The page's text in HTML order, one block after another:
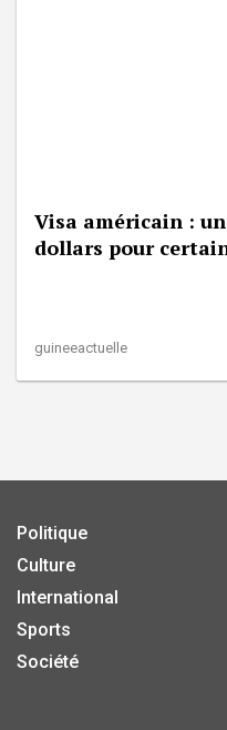
Visa américain :
dollars pour
guineeactuelle
Politique
Culture
International
Sports
Société